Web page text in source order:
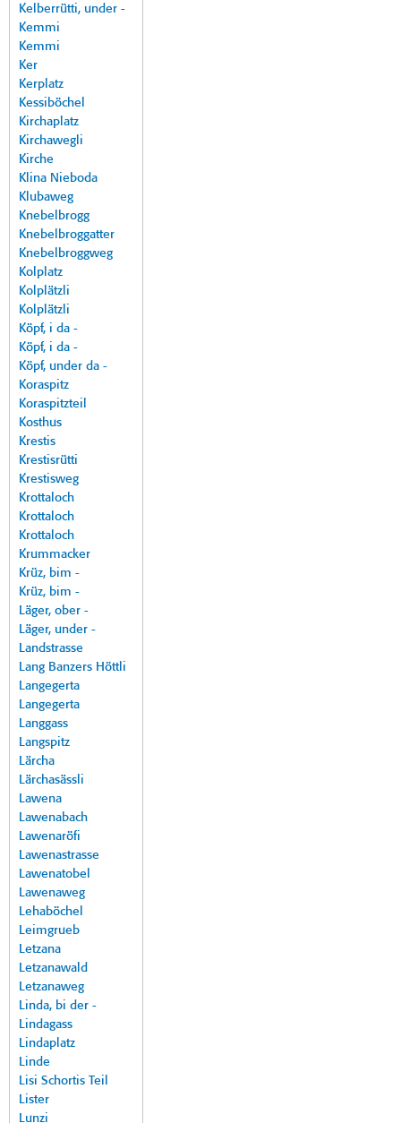
Kelberrütti, under -
Kemmi
Kemmi
Ker
Kerplatz
Kessiböchel
Kirchaplatz
Kirchawegli
Kirche
Klina Nieboda
Klubaweg
Knebelbrogg
Knebelbroggatter
Knebelbroggweg
Kolplatz
Kolplätzli
Kolplätzli
Köpf, i da -
Köpf, i da -
Köpf, under da -
Koraspitz
Koraspitzteil
Kosthus
Krestis
Krestisrütti
Krestisweg
Krottaloch
Krottaloch
Krottaloch
Krummacker
Krüz, bim -
Krüz, bim -
Läger, ober -
Läger, under -
Landstrasse
Lang Banzers Höttli
Langegerta
Langegerta
Langgass
Langspitz
Lärcha
Lärchasässli
Lawena
Lawenabach
Lawenaröfi
Lawenastrasse
Lawenatobel
Lawenaweg
Lehaböchel
Leimgrueb
Letzana
Letzanawald
Letzanaweg
Linda, bi der -
Lindagass
Lindaplatz
Linde
Lisi Schortis Teil
Lister
Lunzi